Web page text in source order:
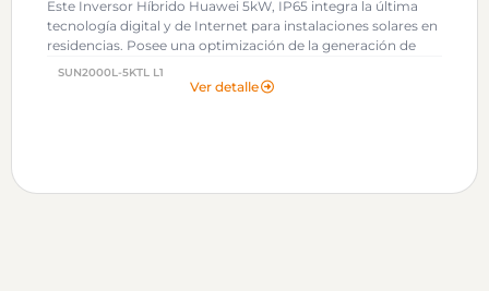
Este Inversor Híbrido Huawei 5kW, IP65 integra la última
tecnología digital y de Internet para instalaciones solares en
residencias. Posee una optimización de la generación de
energía fotovoltaica, una interfaz integrada de batería plug
and play y una gestión de energía para hogares
SUN2000L-5KTL L1
Ver detalle